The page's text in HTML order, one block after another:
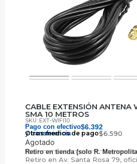
CABLE EXTENSIÓN ANTENA
SMA 10 METROS
SKU: EXT-WIFI10
Pago con efectivo
y transferencia
$6.392
Otros medios de pago$6.590
Agotado
Retiro en tienda (solo R.
Retiro en Av. Santa Rosa 79,